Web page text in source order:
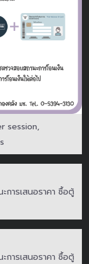
session,
การเสนอราคา ซื้อตู้
การเสนอราคา ซื้อตู้